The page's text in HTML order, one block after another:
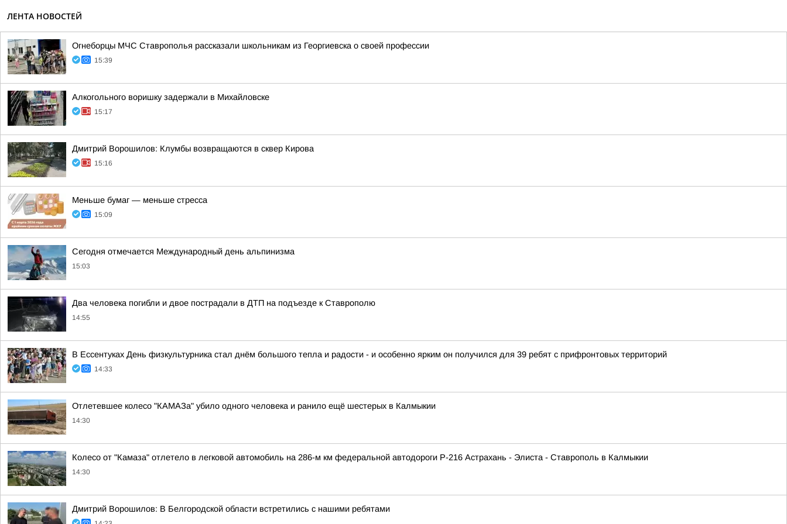
ЛЕНТА НОВОСТЕЙ
Огнеборцы МЧС Ставрополья рассказали школьникам из Георгиевска о своей профессии
15:39
Алкогольного воришку задержали в Михайловске
15:17
Дмитрий Ворошилов: Клумбы возвращаются в сквер Кирова
15:16
Меньше бумаг — меньше стресса
15:09
Сегодня отмечается Международный день альпинизма
15:03
Два человека погибли и двое пострадали в ДТП на подъезде к Ставрополю
14:55
В Ессентуках День физкультурника стал днём большого тепла и радости - и особенно ярким он получился для 39 ребят с прифронтовых территорий
14:33
Отлетевшее колесо "КАМАЗа" убило одного человека и ранило ещё шестерых в Калмыкии
14:30
Колесо от "Камаза" отлетело в легковой автомобиль на 286-м км федеральной автодороги Р-216 Астрахань - Элиста - Ставрополь в Калмыкии
14:30
Дмитрий Ворошилов: В Белгородской области встретились с нашими ребятами